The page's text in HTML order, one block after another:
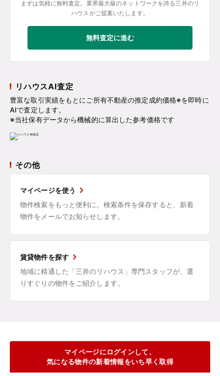
まずは気軽に無料査定。業界最大級のネットワークを誇る三井のリ
ハウスがご提案いたします。
無料査定に進む
リハウスAI査定
豊富な取引実績をもとにご所有不動産の推定成約価格※を即時に
AIで査定します。
※当社保有データから機械的に算出した参考価格です
その他
マイページを使う
物件検索をもっと便利に。検索条件を保存すると、新着
物件をメールでお知らせします。
賃貸物件を探す
地域に精通した「三井のリハウス」専門スタッフが、選
りすぐりの物件をご紹介します。
マイページにログインして、
気になる物件の新着情報をいち早く取得